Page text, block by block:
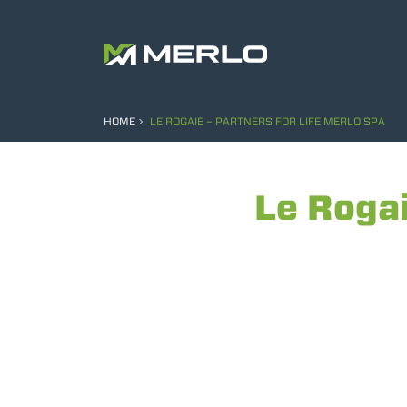
HOME LE ROGAIE – PARTNERS FOR LIFE MERLO SPA
Le